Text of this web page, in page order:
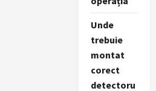
Unde
trebuie
montat
corect
detectoru